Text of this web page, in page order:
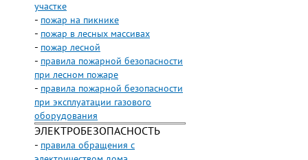
участке
- пожар на пикнике
- пожар в лесных массивах
- пожар лесной
- правила пожарной безопасности
при лесном пожаре
- правила пожарной безопасности
при эксплуатации газового
оборудования
ЭЛЕКТРОБЕЗОПАСНОСТЬ
- правила обращения с